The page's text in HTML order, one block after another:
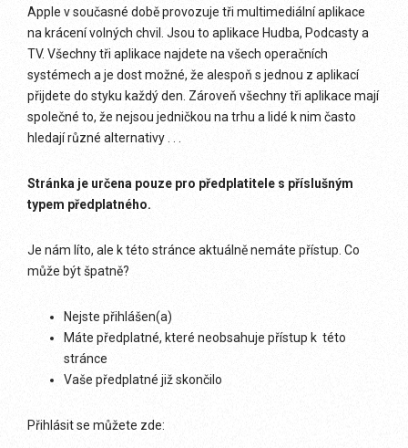
Apple v současné době provozuje tři multimediální aplikace
na krácení volných chvil. Jsou to aplikace Hudba, Podcasty a
TV. Všechny tři aplikace najdete na všech operačních
systémech a je dost možné, že alespoň s jednou z aplikací
přijdete do styku každý den. Zároveň všechny tři aplikace mají
společné to, že nejsou jedničkou na trhu a lidé k nim často
hledají různé alternativy . . .
Stránka je určena pouze pro předplatitele s příslušným
typem předplatného.
Je nám líto, ale k této stránce aktuálně nemáte přístup. Co
může být špatně?
Nejste přihlášen(a)
Máte předplatné, které neobsahuje přístup k této
stránce
Vaše předplatné již skončilo
Přihlásit se můžete zde: